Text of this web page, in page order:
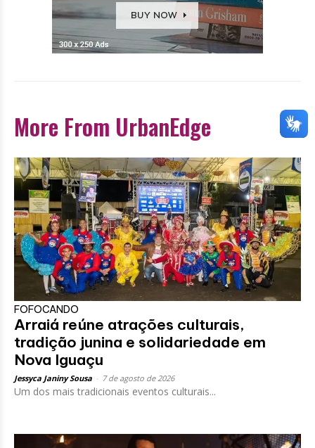
More From UrbanEdge
FOFOCANDO
Arraiá reúne atrações culturais,
tradição junina e solidariedade em
Nova Iguaçu
Jessyca Janiny Sousa 7 de agosto de 2026
Um dos mais tradicionais eventos culturais...